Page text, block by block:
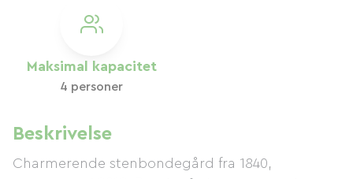
Maksimal kapacitet
4 personer
Beskrivelse
Charmerende stenbondegård fra 1840,